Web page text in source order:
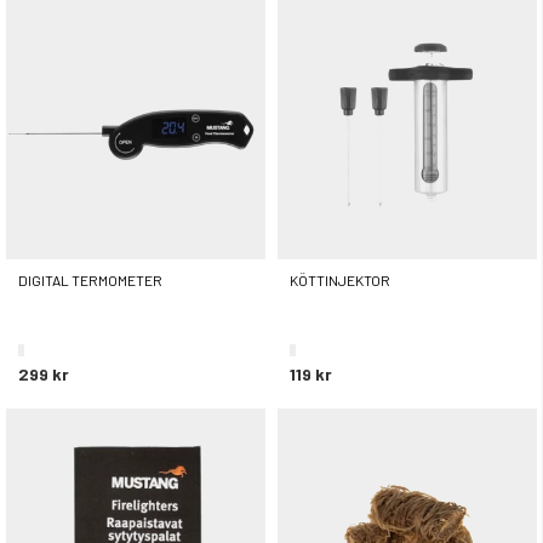
DIGITAL TERMOMETER
299 kr
KÖTTINJEKTOR
119 kr